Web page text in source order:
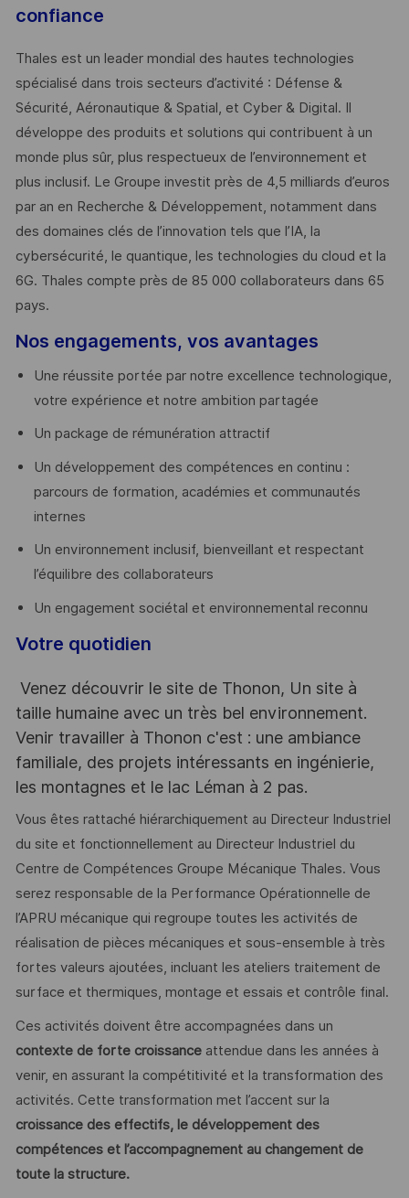
confiance
Thales est un leader mondial des hautes technologies
spécialisé dans trois secteurs d’activité : Défense &
Sécurité, Aéronautique & Spatial, et Cyber & Digital. Il
développe des produits et solutions qui contribuent à un
monde plus sûr, plus respectueux de l’environnement et
plus inclusif. Le Groupe investit près de 4,5 milliards d’euros
par an en Recherche & Développement, notamment dans
des domaines clés de l’innovation tels que l’IA, la
cybersécurité, le quantique, les technologies du cloud et la
6G. Thales compte près de 85 000 collaborateurs dans 65
pays. ​
Nos engagements, vos avantages
Une réussite portée par notre excellence technologique,
votre expérience et notre ambition partagée
Un package de rémunération attractif
Un développement des compétences en continu :
parcours de formation, académies et communautés
internes
Un environnement inclusif, bienveillant et respectant
l’équilibre des collaborateurs
Un engagement sociétal et environnemental reconnu
Votre quotidien
Venez découvrir le site de Thonon, Un site à
taille humaine avec un très bel environnement.
Venir travailler à Thonon c'est : une ambiance
familiale, des projets intéressants en ingénierie,
les montagnes et le lac Léman à 2 pas.
Vous êtes rattaché hiérarchiquement au Directeur Industriel
du site et fonctionnellement au Directeur Industriel du
Centre de Compétences Groupe Mécanique Thales. Vous
serez responsable de la Performance Opérationnelle de
l’APRU mécanique qui regroupe toutes les activités de
réalisation de pièces mécaniques et sous-ensemble à très
fortes valeurs ajoutées, incluant les ateliers traitement de
surface et thermiques, montage et essais et contrôle final.
Ces activités doivent être accompagnées dans un
contexte de forte croissanceattendue dans les années à
venir, en assurant la compétitivité et la transformation des
activités. Cette transformation met l’accent sur la
croissance des effectifs, le développement des
compétences et l’accompagnement au changement de
toute la structure.